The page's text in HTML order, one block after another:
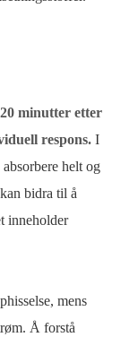
minutter etter
respons. I
helt og
bidra til å
inneholder
mens
Å forstå